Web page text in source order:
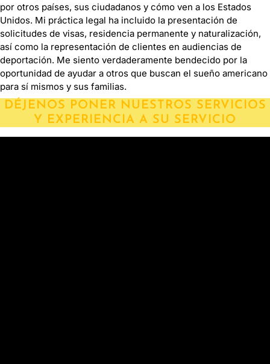
por otros países, sus ciudadanos y cómo ven a los Estados
Unidos. Mi práctica legal ha incluido la presentación de
solicitudes de visas, residencia permanente y naturalización,
así como la representación de clientes en audiencias de
deportación. Me siento verdaderamente bendecido por la
oportunidad de ayudar a otros que buscan el sueño americano
para sí mismos y sus familias.
DÉJENOS PONER NUESTROS SERVICIOS
Y EXPERIENCIA A SU SERVICIO